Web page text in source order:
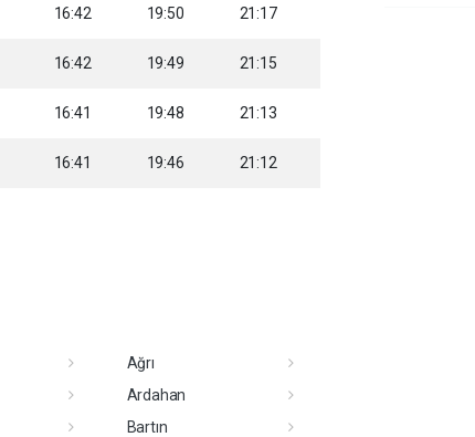
16:42 19:50 21:17
16:42 19:49 21:15
16:41 19:48 21:13
16:41 19:46 21:12
Ağrı
Ardahan
Bartın